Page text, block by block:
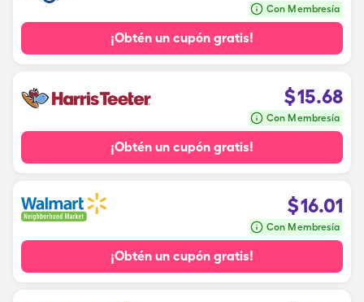
Con Membresía
¡Obtén un cupón gratis!
$15.68
Con Membresía
¡Obtén un cupón gratis!
$16.01
Con Membresía
¡Obtén un cupón gratis!